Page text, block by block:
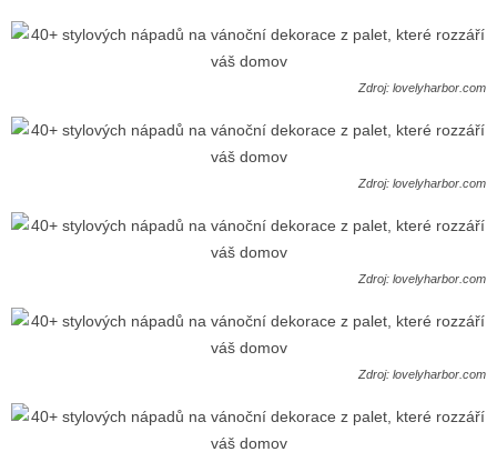
Zdroj: lovelyharbor.com
Zdroj: lovelyharbor.com
Zdroj: lovelyharbor.com
Zdroj: lovelyharbor.com